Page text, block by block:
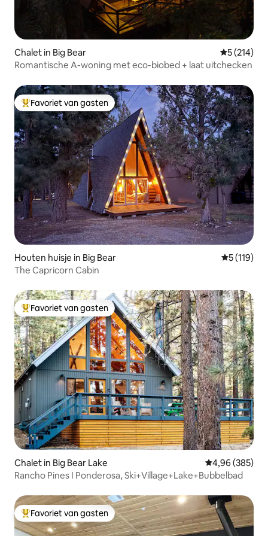
Chalet in Big Bear
5 (214)
Romantische A-woning met eco-biobed + laat uitchecken
Topfavoriet van gasten
Favoriet van gasten
Houten huisje in Big Bear
5 (119)
The Capricorn Cabin
Topfavoriet van gasten
Favoriet van gasten
Chalet in Big Bear Lake Gemiddelde
4,96 (385)
Rancho Pines I Ponderosa, Ski+Village+Lake+Bubbelbad
Topfavoriet van gasten
Favoriet van gasten